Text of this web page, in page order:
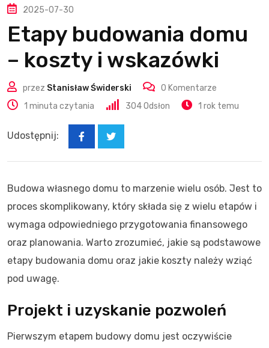
2025-07-30
Etapy budowania domu
– koszty i wskazówki
przez Stanisław Świderski 0 Komentarze
1 minuta czytania
304Odsłon 1 rok temu
Udostępnij:
Budowa własnego domu to marzenie wielu osób. Jest to
proces skomplikowany, który składa się z wielu etapów i
wymaga odpowiedniego przygotowania finansowego
oraz planowania. Warto zrozumieć, jakie są podstawowe
etapy budowania domu oraz jakie koszty należy wziąć
pod uwagę.
Projekt i uzyskanie pozwoleń
Pierwszym etapem budowy domu jest oczywiście